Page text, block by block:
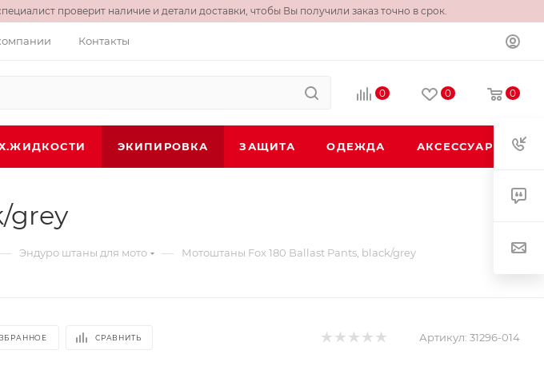
проверит наличие и детали доставки, чтобы Вы получили заказ точно в срок.
Контакты
0 0 0
ЭКИПИРОВКА ЗАЩИТА ОДЕЖДА АКСЕССУАРЫ
grey
— Эндуро штаны для мото — Мотоштаны Fox 180 Ballast Pants, black/grey
СРАВНИТЬ Артикул: 31296-014